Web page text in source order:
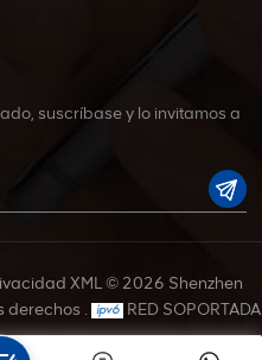
suscríbase y lo invitamos a
XML© 2026 Shenzhen
derechos .
RED SOPORTADA